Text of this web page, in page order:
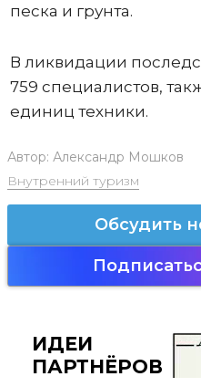
песка и грунта.
В ликвидации
759 специалистов,
единиц техники.
Автор: Александр Мошков
Внутренний туризм
Обсудить
ИДЕИ
ПАРТНЁРОВ